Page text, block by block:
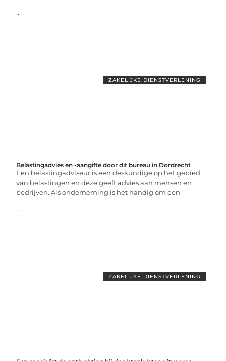
...
ZAKELIJKE DIENSTVERLENING
Belastingadvies en -aangifte door dit bureau in Dordrecht
Een belastingadviseur is een deskundige op het gebied
van belastingen en deze geeft advies aan mensen en
bedrijven. Als onderneming is het handig om een
...
ZAKELIJKE DIENSTVERLENING